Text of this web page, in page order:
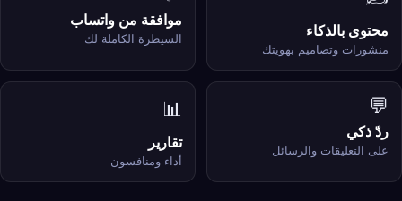
محتوى بالذكاء
منشورات وتصاميم بهويتك
موافقة من واتساب
السيطرة الكاملة لك
💬
ردّ ذكي
على التعليقات والرسائل
📊
تقارير
أداء ومنافسون